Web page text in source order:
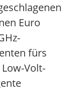
Euro
fürs
Volt-